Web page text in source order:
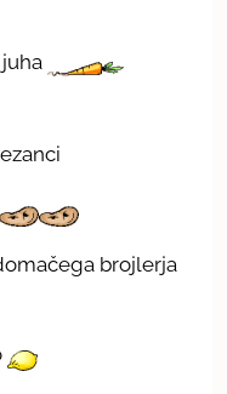
brojlerja